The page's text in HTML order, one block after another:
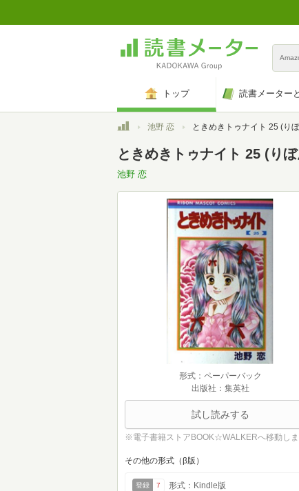
トップ 読書メーター
トップ池野 恋 ときめきトゥナイト 25 (りぼんマスコット
ときめきトゥナイト 25 (り
池野 恋
形式：ペーパーバック
出版社：集英社
試し読みする
※電子書籍ストアBOOK☆WALKERへ移動し
その他の形式（β版）
登録 7
形式：Kindle版